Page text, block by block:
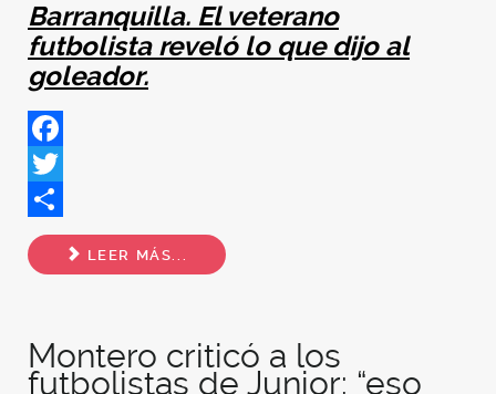
Barranquilla. El veterano
futbolista reveló lo que dijo al
goleador.
Facebook
Twitter
Share
LEER MÁS...
Montero criticó a los
futbolistas de Junior: “eso